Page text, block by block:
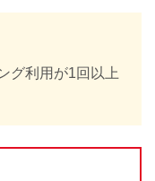
グ利用が1回以上